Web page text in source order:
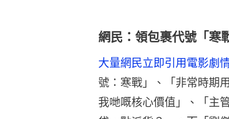
網民：領包裹代號「寒
大量網民立即引用電影劇
號：寒戰」、「非常時期
我哋嘅核心價值」、「主